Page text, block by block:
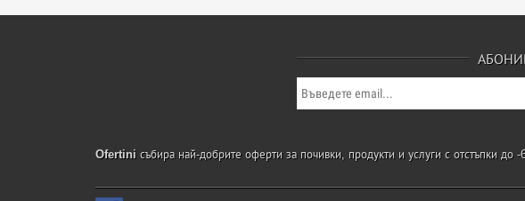
Ofertini събира най-добрите оферти за почивки, продукти и услуги с отстъпки